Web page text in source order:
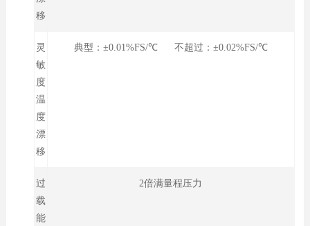
移
灵
敏
度
温
度
漂
移
典型：±0.01%FS/℃ 不超过：±0.02%FS/℃
过
载
能
2倍满量程压力